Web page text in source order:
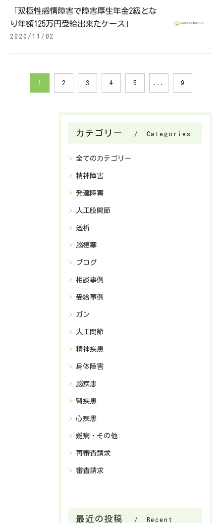
「双極性感情障害で障害厚生年金2級とな
り年額125万円受給出来たケース」
2020/11/02
1 2 3 4 5 ... 9
カテゴリー Categories
全てのカテゴリー
精神障害
発達障害
人工股関節
透析
脳梗塞
ブログ
相談事例
受給事例
ガン
人工関節
精神疾患
身体障害
脳疾患
腎疾患
心疾患
難病・その他
再審査請求
審査請求
最近の投稿 Recent